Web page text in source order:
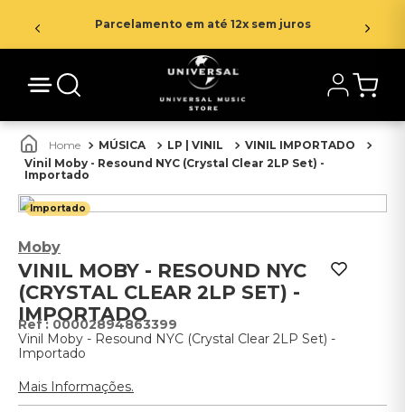
Parcelamento em até 12x sem juros
MÚSICA LP | VINIL
VINIL IMPORTADO
Vinil Moby - Resound NYC (Crystal Clear 2LP Set) -
Importado
Importado
Moby
VINIL MOBY - RESOUND NYC
(CRYSTAL CLEAR 2LP SET) -
IMPORTADO
: 00002894863399
Vinil Moby - Resound NYC (Crystal Clear 2LP Set) -
Importado
Mais Informações.